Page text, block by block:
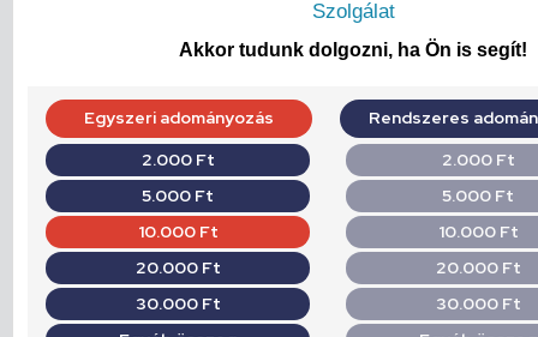
Szolgálat
Akkor tudunk dolgozni, ha Ön is segít!